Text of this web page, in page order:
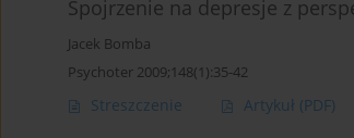
Spojrzenie na depresje z
Jacek Bomba
Psychoter 2009;148(1):35-42
Streszczenie Artykuł (PDF)